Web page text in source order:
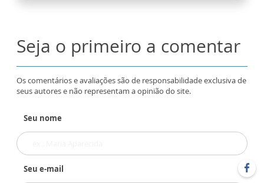
Seja o primeiro a comentar
Os comentários e avaliações são de responsabilidade exclusiva de
seus autores e não representam a opinião do site.
Seu nome
Seu e-mail